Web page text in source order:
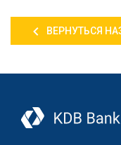
ВЕРНУТЬСЯ